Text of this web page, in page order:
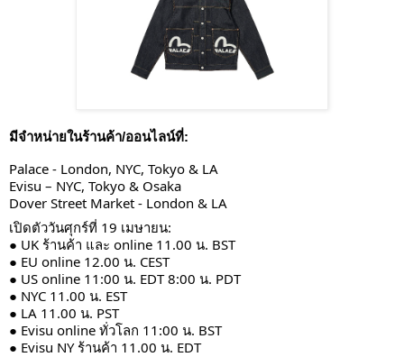
มีจำหน่ายในร้านค้า/ออนไลน์ที่:
Palace - London, NYC, Tokyo & LA
Evisu – NYC, Tokyo & Osaka
Dover Street Market - London & LA
เปิดตัววันศุกร์ที่ 19 เมษายน:
● UK ร้านค้า และ online 11.00 น. BST
● EU online 12.00 น. CEST
● US online 11:00 น. EDT 8:00 น. PDT
● NYC 11.00 น. EST
● LA 11.00 น. PST
● Evisu online ทั่วโลก 11:00 น. BST
● Evisu NY ร้านค้า 11.00 น. EDT